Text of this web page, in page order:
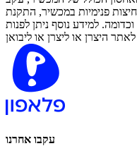
פנימיות במכשיר, התקנת
למידע נוסף ניתן לפנות
עקבו אחרנו